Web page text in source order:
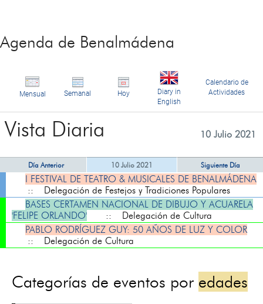
Agenda de Benalmádena
Mensual Semanal Hoy
Diary in
English
Calendario de
Actividades
Vista Diaria 10 Julio 2021
Día Anterior 10 Julio 2021 Siguiente Día
I FESTIVAL DE TEATRO & MUSICALES DE BENALMÁDENA
:: Delegación de Festejos y Tradiciones Populares
BASES CERTAMEN NACIONAL DE DIBUJO Y ACUARELA
'FELIPE ORLANDO'
:: Delegación de Cultura
PABLO RODRÍGUEZ GUY: 50 AÑOS DE LUZ Y COLOR
:: Delegación de Cultura
Categorías de eventos por edades